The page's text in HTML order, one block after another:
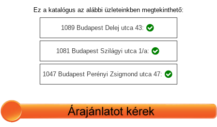
Ez a katalógus az alábbi üzleteinkben megtekinthető:
1089 Budapest Delej utca 43:
1081 Budapest Szilágyi utca 1/a:
1047 Budapest Perényi Zsigmond utca 47: